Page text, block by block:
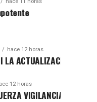
hace 12 horas
DEL ATLAS
12 horas
CON